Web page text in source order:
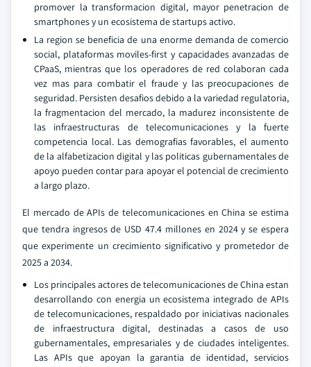
promover la transformacion digital, mayor penetracion de
smartphones y un ecosistema de startups activo.
La region se beneficia de una enorme demanda de comercio
social, plataformas moviles-first y capacidades avanzadas de
CPaaS, mientras que los operadores de red colaboran cada
vez mas para combatir el fraude y las preocupaciones de
seguridad. Persisten desafios debido a la variedad regulatoria,
la fragmentacion del mercado, la madurez inconsistente de
las infraestructuras de telecomunicaciones y la fuerte
competencia local. Las demografias favorables, el aumento
de la alfabetizacion digital y las politicas gubernamentales de
apoyo pueden contar para apoyar el potencial de crecimiento
a largo plazo.
El mercado de APIs de telecomunicaciones en China se estima
que tendra ingresos de USD 47.4 millones en 2024 y se espera
que experimente un crecimiento significativo y prometedor de
2025 a 2034.
Los principales actores de telecomunicaciones de China estan
desarrollando con energia un ecosistema integrado de APIs
de telecomunicaciones, respaldado por iniciativas nacionales
de infraestructura digital, destinadas a casos de uso
gubernamentales, empresariales y de ciudades inteligentes.
Las APIs que apoyan la garantia de identidad, servicios